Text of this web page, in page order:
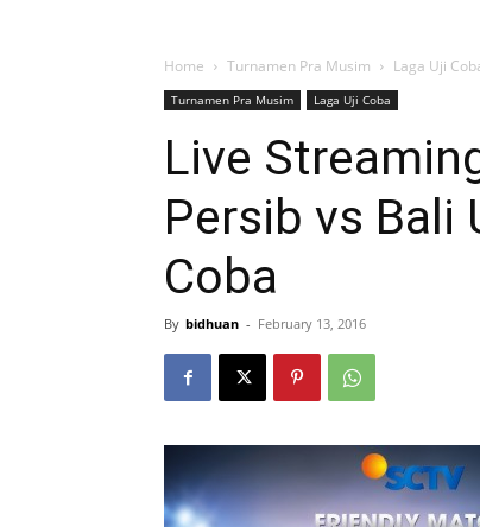
Home Turnamen Pra Musim Laga Uji
Turnamen Pra Musim Laga Uji Coba
Live
Persib vs Bali
Coba
By bidhuan - February 13, 2016